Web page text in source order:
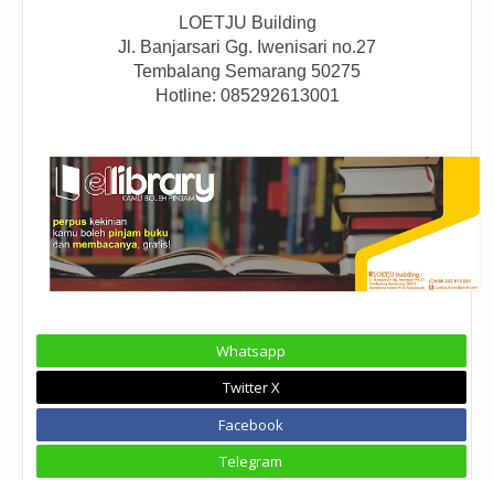
LOETJU Building
Jl. Banjarsari Gg. Iwenisari no.27
Tembalang Semarang 50275
Hotline: 085292613001
Whatsapp
Twitter X
Facebook
Telegram